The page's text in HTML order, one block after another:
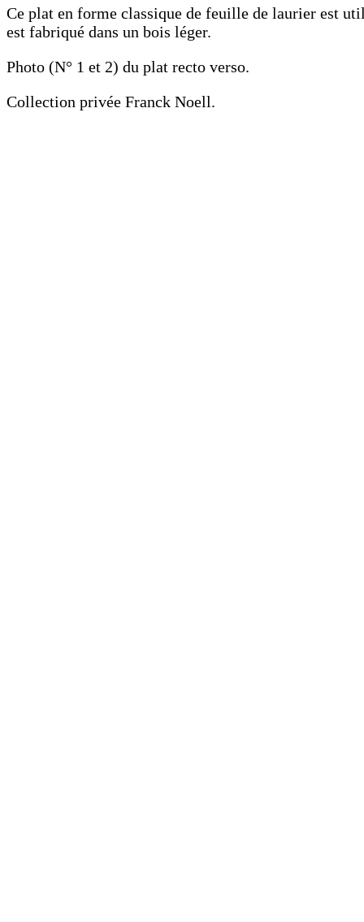
Ce plat en forme classique de feuille de laurier est
est fabriqué dans un bois léger.
Photo (N° 1 et 2) du plat recto verso.
Collection privée Franck Noell.